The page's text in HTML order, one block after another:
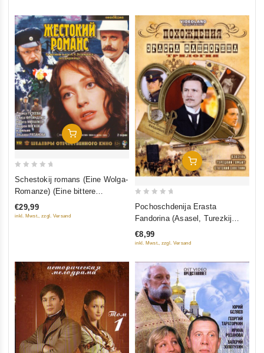
In Den Warenkorb
5
Schestokij romans (Eine Wolga-
Romanze) (Eine bittere
Romanze) (Blu-Ray)
€29,99
inkl. Mwst., zzgl. Versand
In Den Warenkorb
5
Pochoschdenija Erasta
Fandorina (Asasel, Turezkij
gambit, Statskij Sowetnik)
€8,99
inkl. Mwst., zzgl. Versand